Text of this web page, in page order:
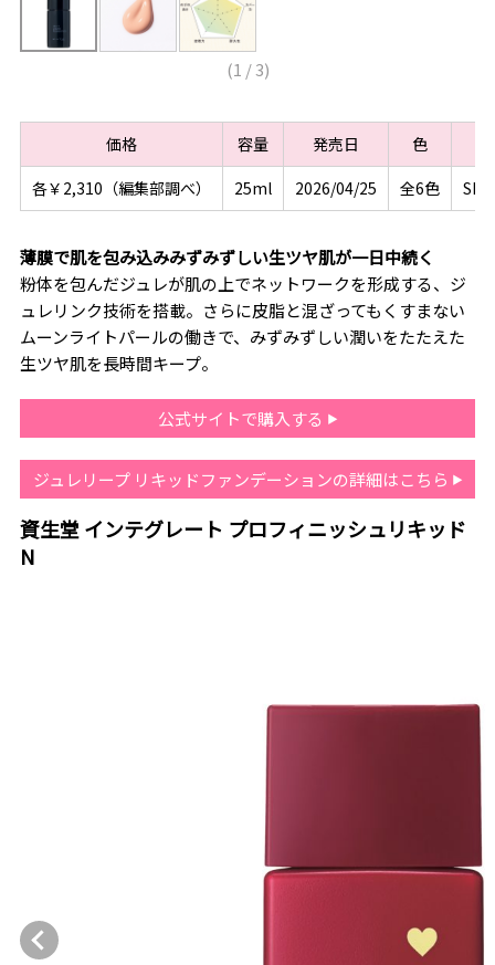
(1 /3)
価格 容量 発売日 色
各￥2,310（編集部調べ）
25ml 2026/04/25 全6色
薄膜で肌を包み込みみずみずしい生ツヤ肌が一日中続く
粉体を包んだジュレが肌の上でネットワークを形成する、ジ
ュレリンク技術を搭載。さらに皮脂と混ざってもくすまない
ムーンライトパールの働きで、みずみずしい潤いをたたえた
生ツヤ肌を長時間キープ。
公式サイトで購入する
ジュレリープ リキッドファンデーションの詳細はこちら
資生堂 インテグレート プロフィニッシュリキッド
N